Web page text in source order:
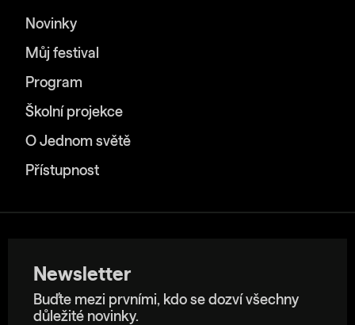
Novinky
Můj festival
Program
Školní projekce
O Jednom světě
Přístupnost
Newsletter
Buďte mezi prvními, kdo se dozví všechny
důležité novinky.